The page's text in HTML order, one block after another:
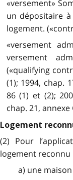
«versement»
un dépositaire
logement.
«versement
versement
(«qualifying
(1); 1994, chap.
86 (1) et (2);
chap. 21, annexe
Logement
(2) Pour
logement reconnu
a) une